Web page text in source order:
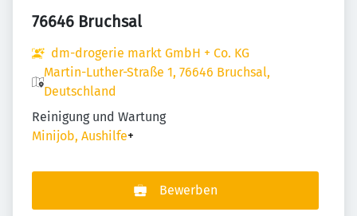
76646 Bruchsal
dm-drogerie markt GmbH + Co. KG
Martin-Luther-Straße 1, 76646 Bruchsal,
Deutschland
Reinigung und Wartung
Minijob, Aushilfe+
Bewerben